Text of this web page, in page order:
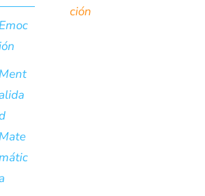
Emoc
Ment
Mate
ción